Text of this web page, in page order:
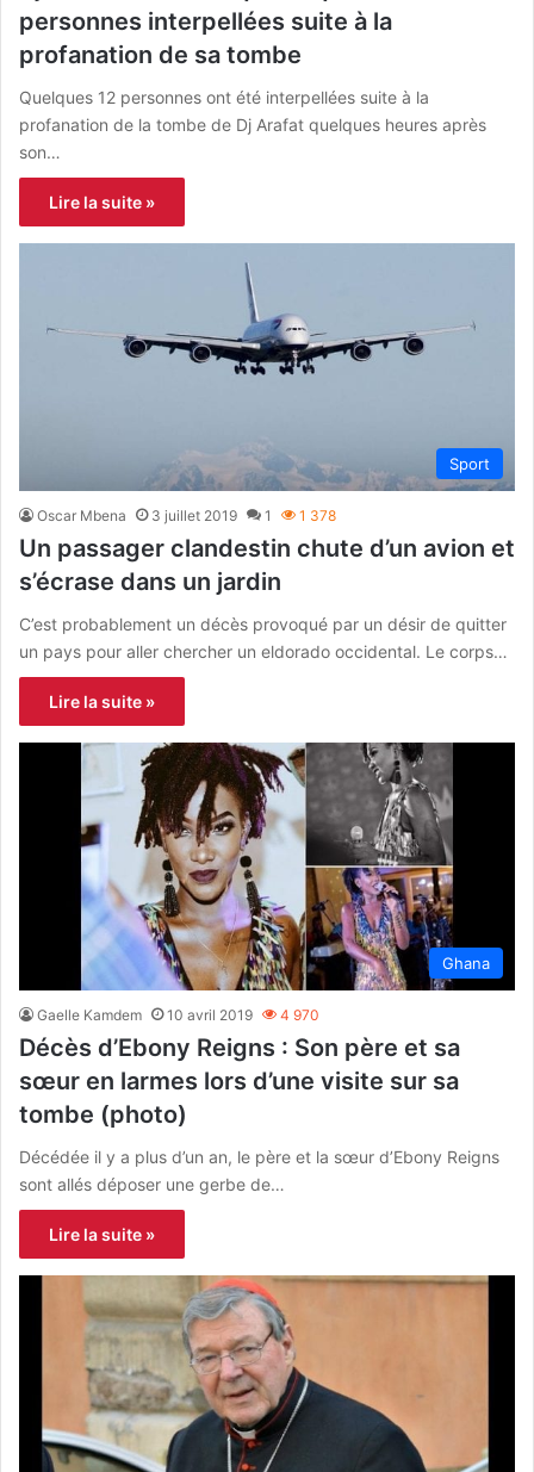
personnes interpellées suite à la
profanation de sa tombe
Quelques 12 personnes ont été interpellées suite à la
profanation de la tombe de Dj Arafat quelques heures après
son…
Lire la suite »
Sport
Oscar Mbena 3 juillet 2019 1 1 378
Un passager clandestin chute d’un avion et
s’écrase dans un jardin
C’est probablement un décès provoqué par un désir de quitter
un pays pour aller chercher un eldorado occidental. Le corps…
Lire la suite »
Ghana
Gaelle Kamdem 10 avril 2019 4 970
Décès d’Ebony Reigns : Son père et sa
sœur en larmes lors d’une visite sur sa
tombe (photo)
Décédée il y a plus d’un an, le père et la sœur d’Ebony Reigns
sont allés déposer une gerbe de…
Lire la suite »